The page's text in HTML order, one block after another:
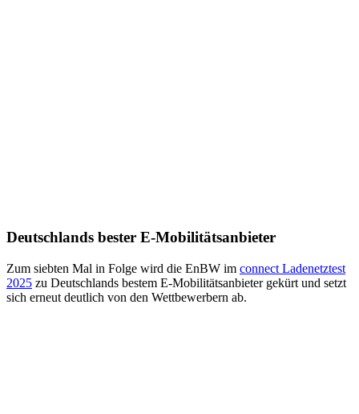
Deutschlands bester E-Mobilitätsanbieter
Zum siebten Mal in Folge wird die EnBW im connect Lade­netz­test
2025 zu Deutschlands bestem E-Mobilitäts­anbieter gekürt und setzt
sich erneut deutlich von den Wettbewerbern ab.